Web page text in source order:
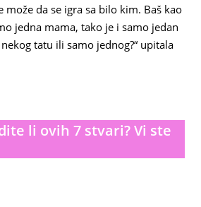
može da se igra sa bilo kim. Baš kao
jedna mama, tako je i samo jedan
tatu ili samo jednog?“ upitala
li ovih 7 stvari? Vi ste